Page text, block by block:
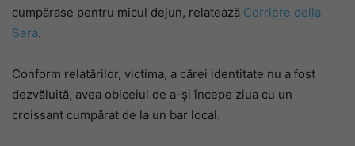
cumpărase pentru micul dejun, relatează Corriere della
Sera.
Conform relatărilor, victima, a cărei identitate nu a fost
dezvăluită, avea obiceiul de a-și începe ziua cu un
croissant cumpărat de la un bar local.